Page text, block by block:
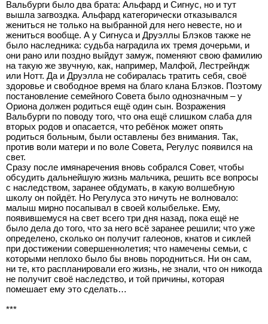
Вальбурги было два брата: Альфард и Сигнус, но и тут
вышла загвоздка. Альфард категорически отказывался
жениться не только на выбранной для него невесте, но и
жениться вообще. А у Сигнуса и Друэллы Блэков также не
было наследника: судьба наградила их тремя дочерьми, и
они рано или поздно выйдут замуж, поменяют свою фамилию
на такую же звучную, как, например, Малфой, Лестрейндж
или Нотт. Да и Друэлла не собиралась тратить себя, своё
здоровье и свободное время на благо клана Блэков. Поэтому
постановление семейного Совета было однозначным – у
Ориона должен родиться ещё один сын. Возражения
Вальбурги по поводу того, что она ещё слишком слаба для
вторых родов и опасается, что ребёнок может опять
родиться больным, были оставлены без внимания. Так,
против воли матери и по воле Совета, Регулус появился на
свет.
Сразу после имянаречения вновь собрался Совет, чтобы
обсудить дальнейшую жизнь мальчика, решить все вопросы
с наследством, заранее обдумать, в какую волшебную
школу он пойдёт. Но Регулуса это ничуть не волновало:
малыш мирно посапывал в своей колыбельке. Ему,
появившемуся на свет всего три дня назад, пока ещё не
было дела до того, что за него всё заранее решили; что уже
определено, сколько он получит галеонов, кнатов и сиклей
при достижении совершеннолетия; что намечены семьи, с
которыми неплохо было бы вновь породниться. Ни он сам,
ни те, кто распланировали его жизнь, не знали, что он никогда
не получит своё наследство, и той причины, которая
помешает ему это сделать…
***